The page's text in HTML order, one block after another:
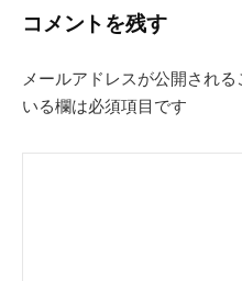
シ
ョ
ン
コメントを残す
メールアドレスが公開される
いる欄は必須項目です